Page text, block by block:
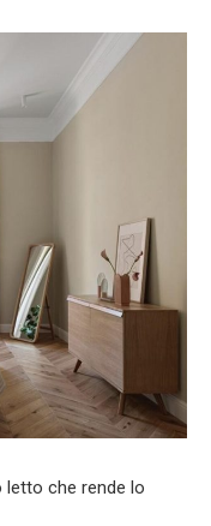
che rende lo